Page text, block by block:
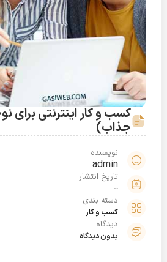
جذاب)
نویسنده
admin
تاریخ انتشار
دسته بندی
کسب و کار
دیدگاه
بدون دیدگاه